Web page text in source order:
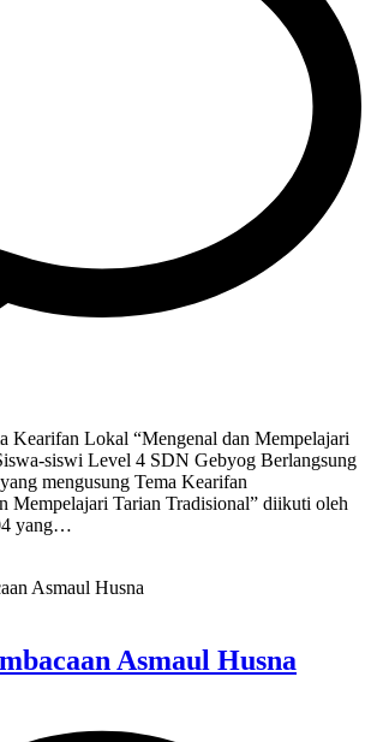
Kearifan Lokal “Mengenal dan Mempelajari
siswi Level 4 SDN Gebyog Berlangsung
mengusung Tema Kearifan
Mempelajari Tarian Tradisional” diikuti oleh
yang…
Asmaul Husna